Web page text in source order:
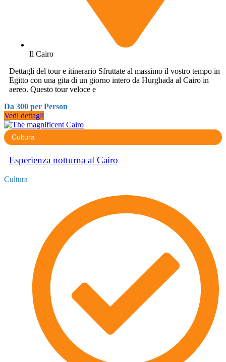
Il Cairo
Dettagli del tour e itinerario Sfruttate al massimo il vostro tempo in
Egitto con una gita di un giorno intero da Hurghada al Cairo in
aereo. Questo tour veloce e
Da 300 per Person
Vedi dettagli
Cultura
Esperienza notturna al Cairo
Cultura